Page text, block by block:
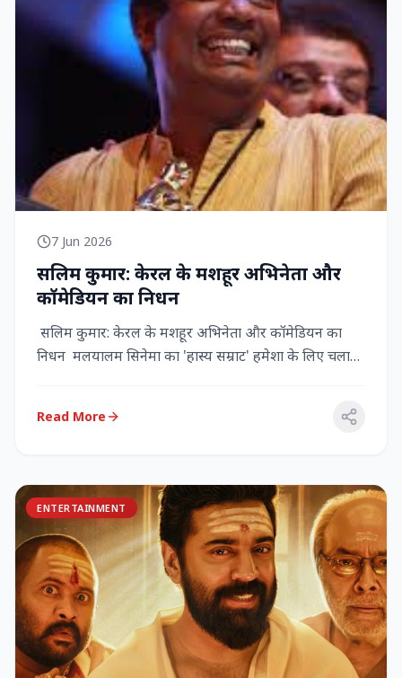
7 Jun 2026
सलिम कुमार: केरल के मशहूर अभिनेता और
कॉमेडियन का निधन
सलिम कुमार: केरल के मशहूर अभिनेता और कॉमेडियन का
निधन मलयालम सिनेमा का 'हास्य सम्राट' हमेशा के लिए चला
Read More
ENTERTAINMENT